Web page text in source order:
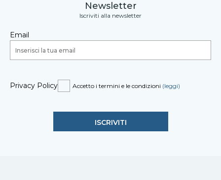
Newsletter
Iscriviti alla newsletter
Email
Privacy Policy Accetto i termini e le condizioni (leggi)